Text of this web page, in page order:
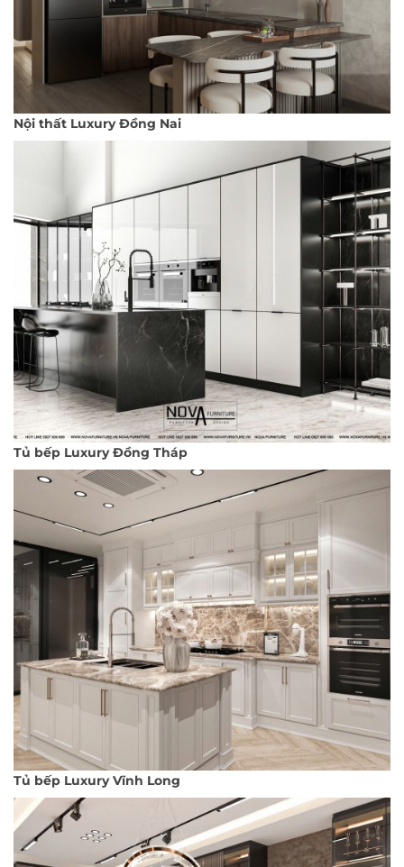
Nội thất Luxury Đồng Nai
Tủ bếp Luxury Đồng Tháp
Tủ bếp Luxury Vĩnh Long